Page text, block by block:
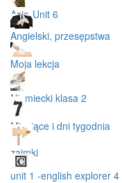
Asia-Unit 6
Angielski, przesępstwa
Moja lekcja
Niemiecki klasa 2
Miesiące i dni tygodnia
zaimki
unit 1 -english explorer 4